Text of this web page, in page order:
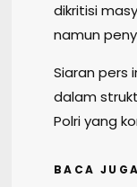
dikritisi
namun
Siaran pers
dalam
Polri yang
BACA